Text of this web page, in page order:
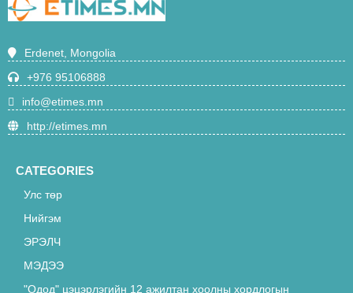
боломжгүй нь батлагдлаа"
5031
чиглэлийн суудлын галт тэрэг 21 цаг
4709
хоолны хордлогын оношоор
Erdenet, Mongolia
+976 95106888
info@etimes.mn
http://etimes.mn
CATEGORIES
Улс төр
Нийгэм
ЭРЭЛЧ
МЭДЭЭ
"Одод" цэцэрлэгийн 12 ажилтан хоолны хордлогын